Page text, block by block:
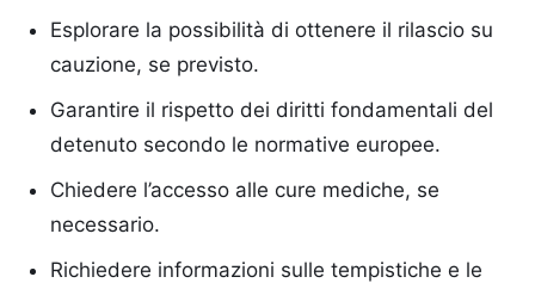
Esplorare la possibilità di ottenere il rilascio su
cauzione, se previsto.
Garantire il rispetto dei diritti fondamentali del
detenuto secondo le normative europee.
Chiedere l’accesso alle cure mediche, se
necessario.
Richiedere informazioni sulle tempistiche e le